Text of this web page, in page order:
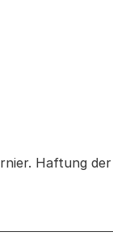
Haftung